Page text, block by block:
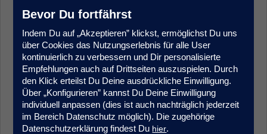
Sales Agent (m/w/d) Quereinstieg Vorsorgeversicherung
Kundenberatung & Service
München
Bevor Du fortfährst
Indem Du auf „Akzeptieren” klickst, ermöglichst Du uns
über Cookies das Nutzungserlebnis für alle User
kontinuierlich zu verbessern und Dir personalisierte
Empfehlungen auch auf Drittseiten auszuspielen. Durch
den Klick erteilst Du Deine ausdrückliche Einwilligung.
Über „Konfigurieren” kannst Du Deine Einwilligung
individuell anpassen (dies ist auch nachträglich jederzeit
im Bereich Datenschutz möglich). Die zugehörige
Datenschutzerklärung findest Du hier.